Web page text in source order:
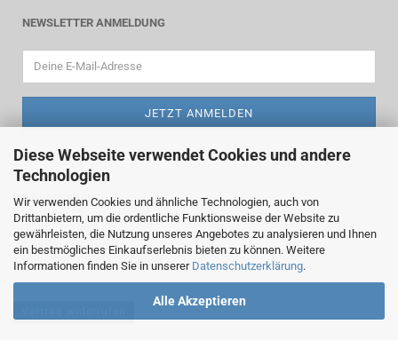
Diese Webseite verwendet Cookies und andere
Technologien
Wir verwenden Cookies und ähnliche Technologien, auch von
Drittanbietern, um die ordentliche Funktionsweise der Website zu
gewährleisten, die Nutzung unseres Angebotes zu analysieren und Ihnen
ein bestmögliches Einkaufserlebnis bieten zu können. Weitere
Informationen finden Sie in unserer Datenschutzerklärung.
Alle Akzeptieren
NEWSLETTER ANMELDUNG
Männerwelten
Löwen-Markt 5
D-70499 Stuttgart
Tel. +49711/83825299
E-Mail : maennerwelten@gmail.com